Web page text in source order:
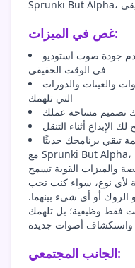
غص في الميزات:
جودة صوت استوديو
في الوقت الحقيقي
والعينات والدورات
التي تلهمك
تصميم مساحة عملك
الإبداع أثناء التنقل
تبقي برنامجك حديثًا
مع Sprunki But Alpha، أنت لا تصنع الموسيقى فحسب؛ بل
والميزات القوية تسمح
لأي نوع، سواء كنت تحب
الروك أو أي شيء بينهما.
فقط وظيفية؛ بل تلهمك
الجانب المجتمعي: